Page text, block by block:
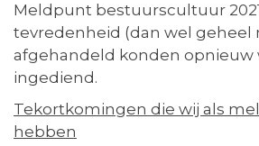
Meldpunt bestuurscultuur
tevredenheid (dan wel geheel
afgehandeld konden opnieuw
ingediend.
Tekortkomingen die wij als
hebben